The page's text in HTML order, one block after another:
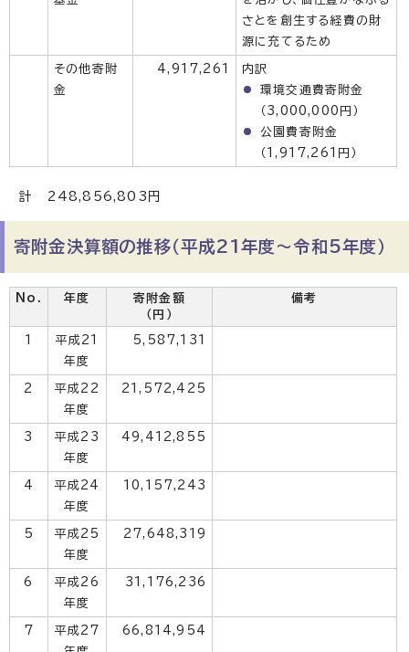
さとを創生する経費の財
源に充てるため
その他寄附
金
4,917,261
内訳
環境交通費寄附金
（3,000,000円）
公園費寄附金
（1,917,261円）
計 248,856,803円
寄附金決算額の推移（平成21年度～令和5年度）
No. 年度
寄附金額
（円）
備考
1
平成21
年度
5,587,131
2
平成22
年度
21,572,425
3
平成23
年度
49,412,855
4
平成24
年度
10,157,243
5
平成25
年度
27,648,319
6
平成26
年度
31,176,236
7
平成27
66,814,954